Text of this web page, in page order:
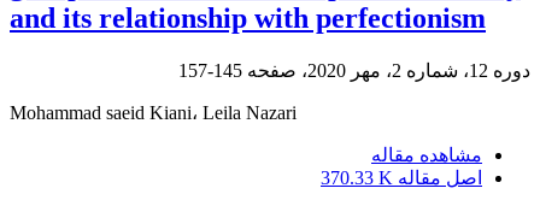
and its relationship with perfectionism
دوره 12، شماره 2، مهر 2020، صفحه 145-157
Mohammad saeid Kiani، Leila Nazari
مشاهده مقاله
اصل مقاله 370.33 K